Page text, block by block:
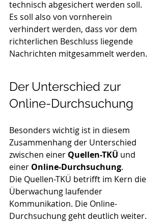
technisch abgesichert werden soll.
Es soll also von vornherein
verhindert werden, dass vor dem
richterlichen Beschluss liegende
Nachrichten mitgesammelt werden.
Der Unterschied zur
Online-Durchsuchung
Besonders wichtig ist in diesem
Zusammenhang der Unterschied
zwischen einer Quellen-TKÜ und
einer Online-Durchsuchung.
Die Quellen-TKÜ betrifft im Kern die
Überwachung laufender
Kommunikation. Die Online-
Durchsuchung geht deutlich weiter.